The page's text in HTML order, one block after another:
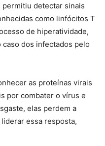
permitiu detectar sinais
como linfócitos T
de hiperatividade,
dos infectados pelo
as proteínas virais
por combater o vírus e
elas perdem a
essa resposta,